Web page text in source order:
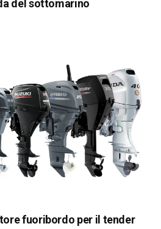
del sottomarino
fuoribordo per il tender